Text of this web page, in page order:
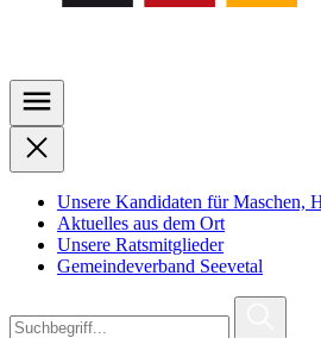
Unsere Kandidaten für Maschen,
Aktuelles aus dem Ort
Unsere Ratsmitglieder
Gemeindeverband Seevetal